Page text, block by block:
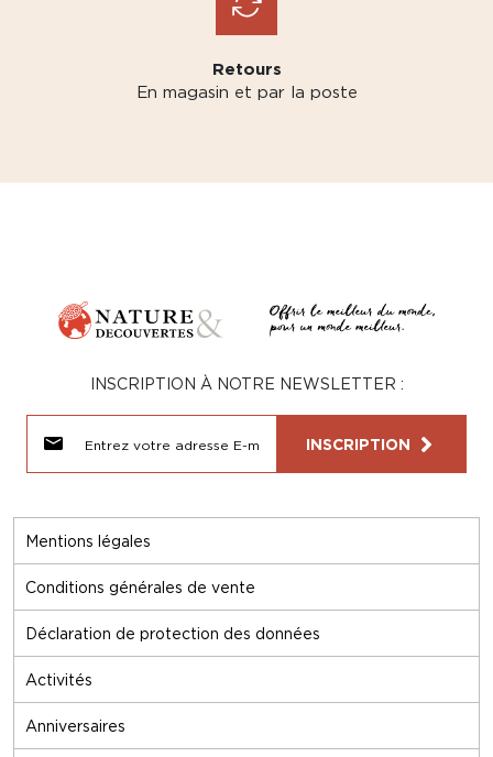
Retours
En magasin et par la poste
Mentions légales
Conditions générales de vente
Déclaration de protection des données
Activités
Anniversaires
INSCRIPTION À NOTRE NEWSLETTER :
INSCRIPTION